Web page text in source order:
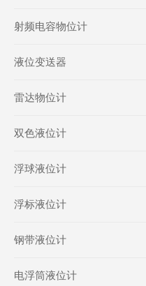
射频电容物位计
液位变送器
雷达物位计
双色液位计
浮球液位计
浮标液位计
钢带液位计
电浮筒液位计